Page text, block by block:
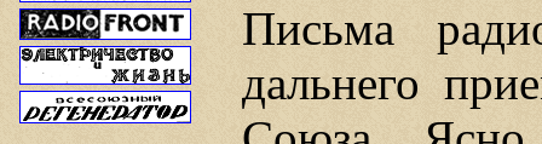
Письма
дальнего